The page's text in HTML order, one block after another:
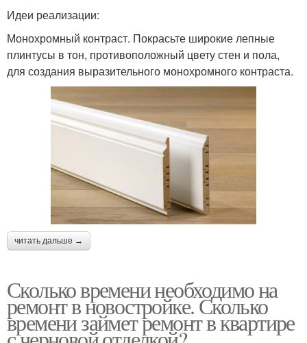
Идеи реализации:
Монохромный контраст. Покрасьте широкие лепные
плинтусы в тон, противоположный цвету стен и пола,
для создания выразительного монохромного контраста.
читать дальше →
Сколько времени необходимо на
ремонт в новостройке. Сколько
времени займет ремонт в квартире